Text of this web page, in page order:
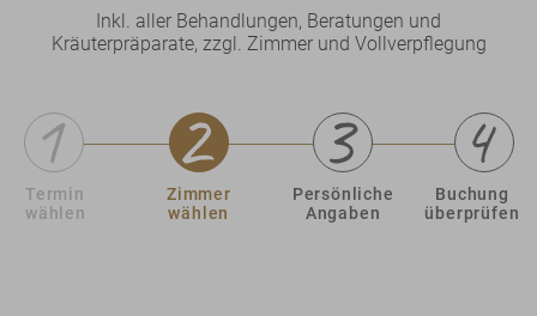
Inkl. aller Behandlungen, Beratungen und
Kräuterpräparate, zzgl. Zimmer und Vollverpflegung
Termin
wählen
Zimmer
wählen
Persönliche
Angaben
Buchung
überprüfen